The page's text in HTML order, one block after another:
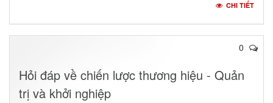
CHI TIẾT
0
Hỏi đáp về chiến lược thương hiệu - Quản
trị và khởi nghiệp